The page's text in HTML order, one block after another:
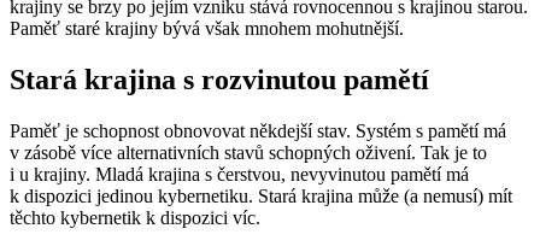
krajiny se brzy po jejím vzniku stává rovnocennou s krajinou starou.
Paměť staré krajiny bývá však mnohem mohutnější.
Stará krajina s rozvinutou pamětí
Paměť je schopnost obnovovat někdejší stav. Systém s pamětí má
v zásobě více alternativních stavů schopných oživení. Tak je to
i u krajiny. Mladá krajina s čerstvou, nevyvinutou pamětí má
k dispozici jedinou kybernetiku. Stará krajina může (a nemusí) mít
těchto kybernetik k dispozici víc.